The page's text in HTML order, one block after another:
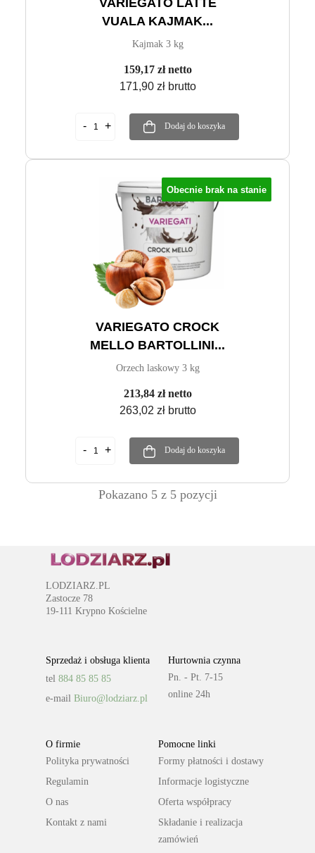
VUALA KAJMAK...
Kajmak 3 kg
159,17 zł netto
171,90 zł brutto
Dodaj do koszyka
VARIEGATO CROCK
MELLO BARTOLLINI...
Orzech laskowy 3 kg
213,84 zł netto
263,02 zł brutto
Dodaj do koszyka
Obecnie brak na stanie
Pokazano 5 z 5 pozycji
LODZIARZ.PL
Zastocze 78
19-111 Krypno Kościelne
Sprzedaż i obsługa klienta
tel 884 85 85 85
e-mail Biuro@lodziarz.pl
Hurtownia czynna
Pn. - Pt. 7-15
online 24h
O firmie
Polityka prywatności
Regulamin
O nas
Kontakt z nami
Pomocne linki
Formy płatności i dostawy
Informacje logistyczne
Oferta współpracy
Składanie i realizacja
zamówień